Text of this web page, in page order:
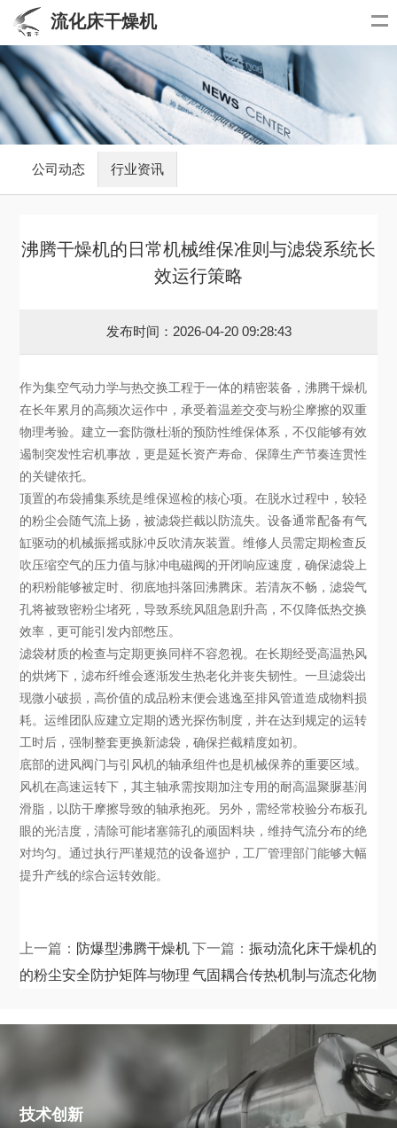
流化床干燥机
公司动态 行业资讯
沸腾干燥机的日常机械维保准则与滤袋系统长
效运行策略
发布时间：2026-04-20 09:28:43
作为集空气动力学与热交换工程于一体的精密装备，沸腾干燥机
在长年累月的高频次运作中，承受着温差交变与粉尘摩擦的双重
物理考验。建立一套防微杜渐的预防性维保体系，不仅能够有效
遏制突发性宕机事故，更是延长资产寿命、保障生产节奏连贯性
的关键依托。
顶置的布袋捕集系统是维保巡检的核心项。在脱水过程中，较轻
的粉尘会随气流上扬，被滤袋拦截以防流失。设备通常配备有气
缸驱动的机械振摇或脉冲反吹清灰装置。维修人员需定期检查反
吹压缩空气的压力值与脉冲电磁阀的开闭响应速度，确保滤袋上
的积粉能够被定时、彻底地抖落回沸腾床。若清灰不畅，滤袋气
孔将被致密粉尘堵死，导致系统风阻急剧升高，不仅降低热交换
效率，更可能引发内部憋压。
滤袋材质的检查与定期更换同样不容忽视。在长期经受高温热风
的烘烤下，滤布纤维会逐渐发生热老化并丧失韧性。一旦滤袋出
现微小破损，高价值的成品粉末便会逃逸至排风管道造成物料损
耗。运维团队应建立定期的透光探伤制度，并在达到规定的运转
工时后，强制整套更换新滤袋，确保拦截精度如初。
底部的进风阀门与引风机的轴承组件也是机械保养的重要区域。
风机在高速运转下，其主轴承需按期加注专用的耐高温聚脲基润
滑脂，以防干摩擦导致的轴承抱死。另外，需经常校验分布板孔
眼的光洁度，清除可能堵塞筛孔的顽固料块，维持气流分布的绝
对均匀。通过执行严谨规范的设备巡护，工厂管理部门能够大幅
提升产线的综合运转效能。
上一篇： 防爆型沸腾干燥机
的粉尘安全防护矩阵与物理
下一篇：振动流化床干燥机的
气固耦合传热机制与流态化物
技术创新